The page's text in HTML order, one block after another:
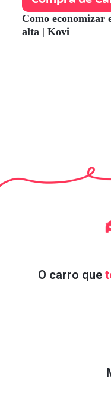
Como economizar
alta | Kovi
O carro que